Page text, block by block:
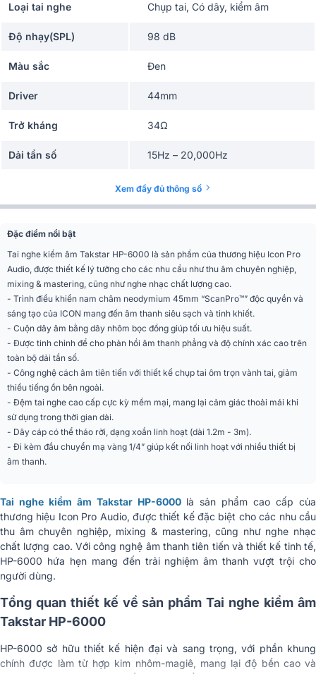
Loại tai nghe Chụp tai, Có dây, kiểm âm
Độ nhạy(SPL) 98 dB
Màu sắc Đen
Driver 44mm
Trở kháng 34Ω
Dải tần số 15Hz – 20,000Hz
Công suất đầu vào tối
1,000mW
Nhập khẩu & Phân
phối
Xem đầy đủ thông số
Đặc điểm nổi bật
Tai nghe kiểm âm Takstar HP-6000 là sản phẩm của thương hiệu Icon Pro
Audio, được thiết kế lý tưởng cho các nhu cầu như thu âm chuyên nghiệp,
mixing & mastering, cũng như nghe nhạc chất lượng cao.
- Trình điều khiển nam châm neodymium 45mm “ScanPro™” độc quyền và
sáng tạo của ICON mang đến âm thanh siêu sạch và tinh khiết.
- Cuộn dây âm bằng dây nhôm bọc đồng giúp tối ưu hiệu suất.
- Được tinh chỉnh để cho phản hồi âm thanh phẳng và độ chính xác cao trên
toàn bộ dải tần số.
- Công nghệ cách âm tiên tiến với thiết kế chụp tai ôm trọn vành tai, giảm
thiểu tiếng ồn bên ngoài.
- Đệm tai nghe cao cấp cực kỳ mềm mại, mang lại cảm giác thoải mái khi
sử dụng trong thời gian dài.
- Dây cáp có thể tháo rời, dạng xoắn linh hoạt (dài 1.2m - 3m).
- Đi kèm đầu chuyển mạ vàng 1/4” giúp kết nối linh hoạt với nhiều thiết bị
âm thanh.
Tai nghe kiểm âm Takstar HP-6000là sản phẩm cao cấp của
thương hiệu Icon Pro Audio, được thiết kế đặc biệt cho các nhu cầu
thu âm chuyên nghiệp, mixing & mastering, cũng như nghe nhạc
chất lượng cao. Với công nghệ âm thanh tiên tiến và thiết kế tinh tế,
HP-6000 hứa hẹn mang đến trải nghiệm âm thanh vượt trội cho
người dùng.
Tổng quan thiết kế về sản phẩm Tai nghe kiểm âm
Takstar HP-6000
HP-6000 sở hữu thiết kế hiện đại và sang trọng, với phần khung
chính được làm từ hợp kim nhôm-magiê, mang lại độ bền cao và